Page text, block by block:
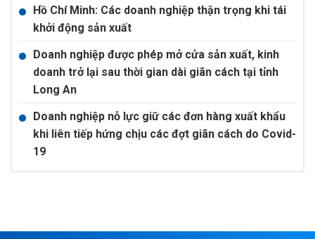
Hồ Chí Minh: Các doanh nghiệp thận trọng khi tái
khởi động sản xuất
Doanh nghiệp được phép mở cửa sản xuất, kinh
doanh trở lại sau thời gian dài giãn cách tại tỉnh
Long An
Doanh nghiệp nỗ lực giữ các đơn hàng xuất khẩu
khi liên tiếp hứng chịu các đợt giãn cách do Covid-
19